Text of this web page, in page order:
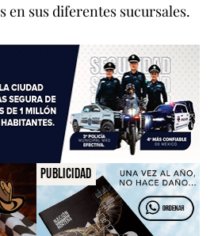
en sus diferentes sucursales.
Publicidad